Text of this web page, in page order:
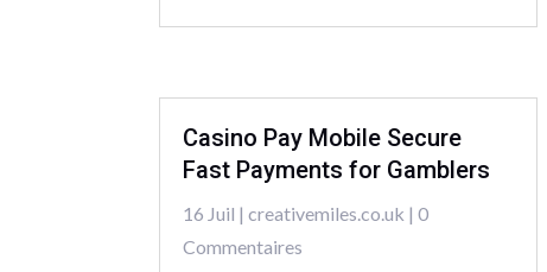
Casino Pay Mobile Secure
Fast Payments for Gamblers
16 Juil |creativemiles.co.uk | 0
Commentaires